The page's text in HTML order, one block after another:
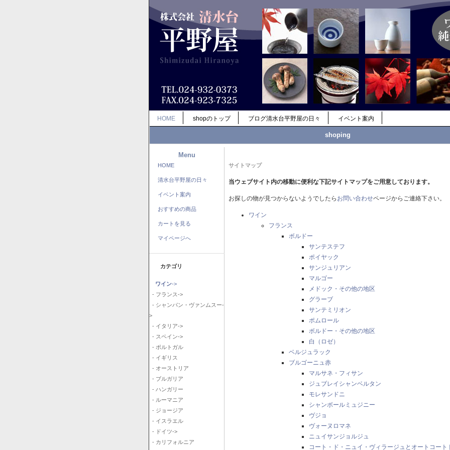
HOME shopのトップ ブログ清水台平野屋の日々 イベント案内
shoping
Menu
HOME
清水台平野屋の日々
イベント案内
おすすめの商品
カートを見る
マイページへ
カテゴリ
ワイン->
- フランス->
- シャンパン・ヴァンムスー-
>
- イタリア->
- スペイン->
- ポルトガル
- イギリス
- オーストリア
- ブルガリア
- ハンガリー
- ルーマニア
- ジョージア
- イスラエル
- ドイツ->
- カリフォルニア
サイトマップ
当ウェブサイト内の移動に便利な下記サイトマップをご用意しております。
お探しの物が見つからないようでしたら お問い合わせページからご連絡下さい。
ワイン
フランス
ボルドー
サンテステフ
ポイヤック
サンジュリアン
マルゴー
メドック・その他の地区
グラーブ
サンテミリオン
ポムロール
ボルドー・その他の地区
白（ロゼ）
ベルジュラック
ブルゴーニュ赤
マルサネ・フィサン
ジュブレイシャンベルタン
モレサンドニ
シャンボールミュジニー
ヴジョ
ヴォーヌロマネ
ニュイサンジョルジュ
コート・ド・ニュイ・ヴィラージュとオートコート